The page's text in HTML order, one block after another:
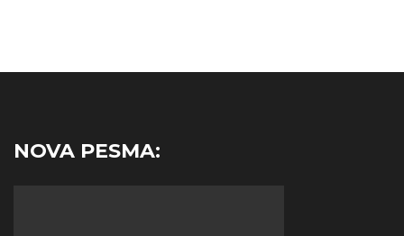
NOVA PESMA: